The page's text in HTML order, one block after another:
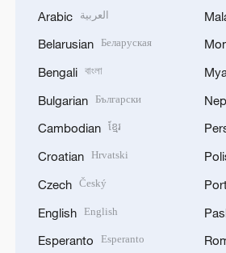
Arabic العربية
Belarusian Беларуская
Bengali বাংলা
Bulgarian Български
Cambodian ខ្មែរ
Croatian Hrvatski
Czech Český
English English
Esperanto Esperanto